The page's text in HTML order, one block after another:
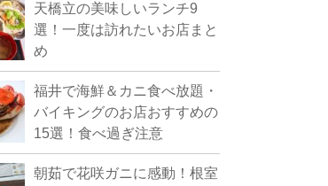
天橋立の美味しいランチ9
選！一度は訪れたいお店まと
め
福井で海鮮＆カニ食べ放題・
バイキングのお店おすすめの
15選！食べ過ぎ注意
朝茹で花咲ガニに感動！根室